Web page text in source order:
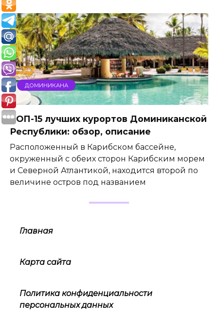
ДОМИНИКАНА
ТОП-15 лучших курортов Доминиканской
Республики: обзор, описание
Расположенный в Карибском бассейне,
окруженный с обеих сторон Карибским морем
и Северной Атлантикой, находится второй по
величине остров под названием
Главная
Карта сайта
Политика конфиденциальности
персональных данных